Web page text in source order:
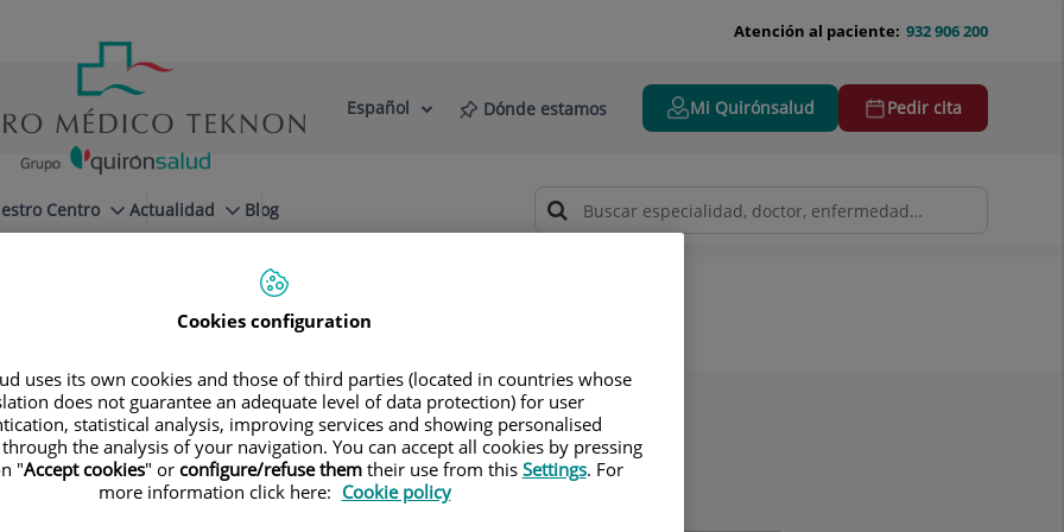
932 906 200
Atención al paciente:
Selector
Idioma
Español Dónde estamos Mi Quirónsalud Pedir cita
Centro Actualidad Blog
Cookies configuration
uses its own cookies and those of third parties (located in countries whose
does not guarantee an adequate level of data protection) for user
statistical analysis, improving services and showing personalised
the analysis of your navigation. You can accept all cookies by pressing
"Accept cookies" or configure/refuse themtheir use from this Settings. For
more information click here: Cookie policy